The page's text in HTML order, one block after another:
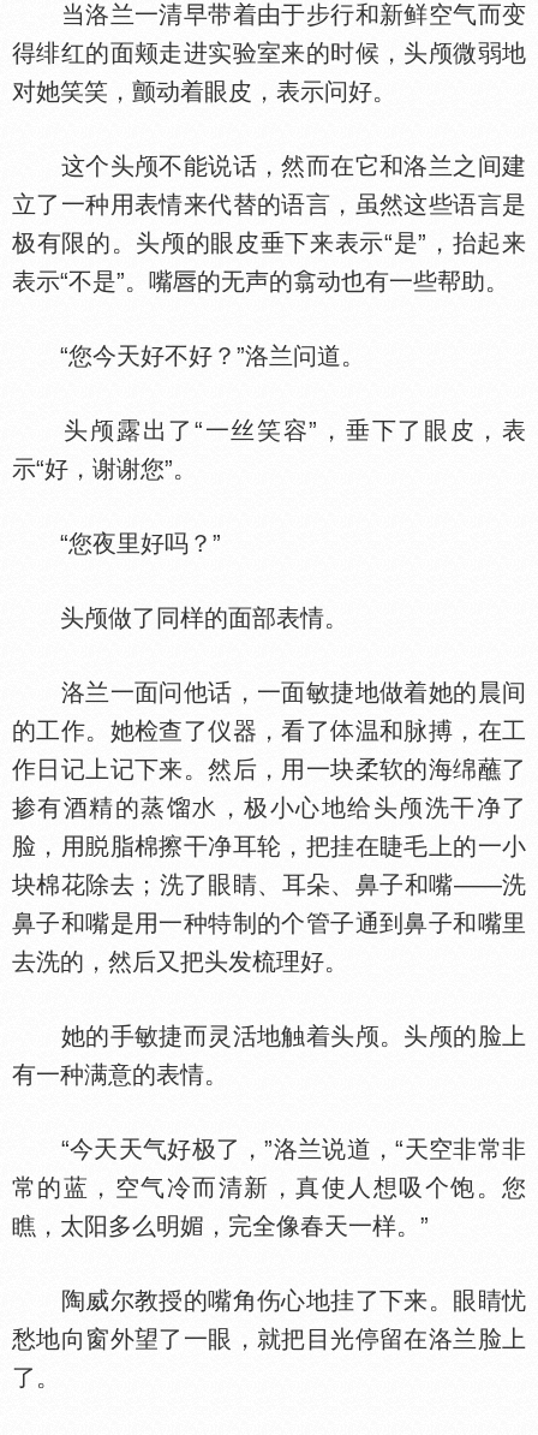
当洛兰一清早带着由于步行和新鲜空气而变
得绯红的面颊走进实验室来的时候，头颅微弱地
对她笑笑，颤动着眼皮，表示问好。
这个头颅不能说话，然而在它和洛兰之间建
立了一种用表情来代替的语言，虽然这些语言是
极有限的。头颅的眼皮垂下来表示“是”，抬起来
表示“不是”。嘴
的无声的翕动也有一些帮助。
“您今天好不好？”洛兰问道。
头颅露出了“一丝笑容”，垂下了眼皮，表
示“好，谢谢您”。
“您夜里好吗？”
头颅做了同样的面部表情。
洛兰一面问他话，一面敏捷地做着她的晨间
的工作。她检查了仪器，看了
温和脉搏，在工
作日记上记下来。然后，用一块柔软的海绵蘸了
掺有酒精的蒸馏
，极小心地给头颅洗干净了
脸，用
脂棉擦干净耳轮，把挂在睫毛上的一小
块棉花除去；洗了眼睛、耳朵、鼻子和嘴——洗
鼻子和嘴是用一种特制的个管子通到鼻子和嘴里
去洗的，然后又把头发梳理好。
她的手敏捷而灵活地触着头颅。头颅的脸上
有一种满意的表情。
“今天天气好极了，”洛兰说道，“天空非常非
常的蓝，空气冷而清新，真使人想吸个饱。您
瞧，太阳多么明媚，完全像春天一样。”
陶威尔教授的嘴角伤心地挂了下来。眼睛忧
愁地向窗外望了一眼，就把目光停留在洛兰脸上
了。